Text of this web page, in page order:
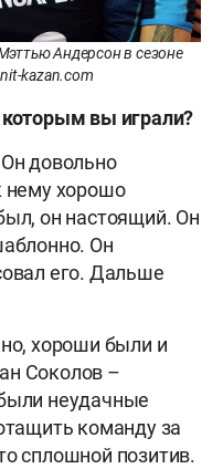
Андерсон в сезоне
kazan.com
вы играли?
довольно
нему хорошо
он настоящий. Он
Он
его. Дальше
хороши были и
Соколов –
неудачные
команду за
сплошной позитив.